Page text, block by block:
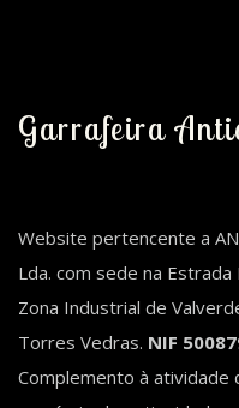
Garrafeira
Website pertencente a
Lda. com sede na Estrada
Zona Industrial de
Torres Vedras. NIF
Complemento à atividade